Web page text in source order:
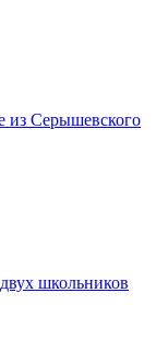
из Серышевского
школьников